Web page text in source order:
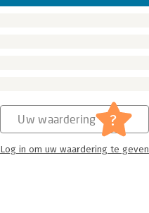
Uw waardering ?
Log in om uw waardering te geven